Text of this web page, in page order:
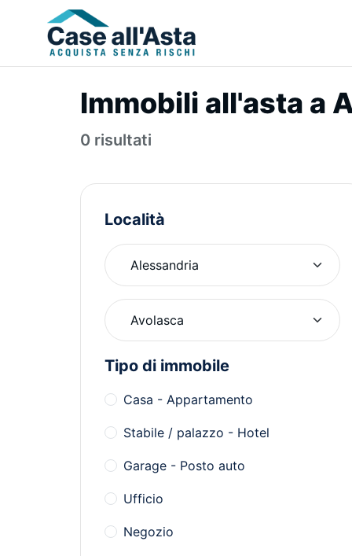
Immobili all'asta a
0 risultati
Località
Tipo di immobile
Casa - Appartamento
Stabile / palazzo - Hotel
Garage - Posto auto
Ufficio
Negozio